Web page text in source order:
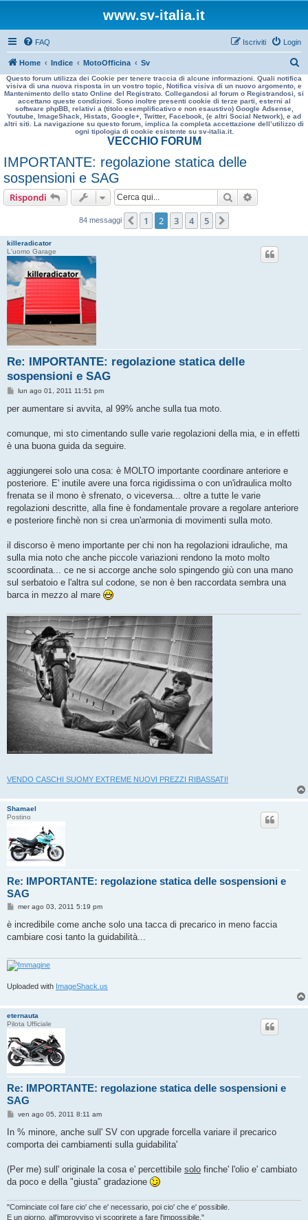
www.sv-italia.it
FAQ Login
Iscriviti
Home Indice MotoOfficina Sv
e
r
a
Questo forum utilizza dei Cookie per tenere traccia di alcune informazioni. Quali notifica
visiva di una nuova risposta in un vostro topic, Notifica visiva di un nuovo argomento, e
Mantenimento dello stato Online del Registrato. Collegandosi al forum o Registrandosi, si
accettano queste condizioni. Sono inoltre presenti cookie di terze parti, esterni al
software phpBB, relativi a (titolo esemplificativo e non esaustivo) Google Adsense,
Youtube, ImageShack, Histats, Google+, Twitter, Facebook, (e altri Social Network), e ad
altri siti. La navigazione su questo forum, implica la completa accettazione dell’utilizzo di
ogni tipologia di cookie esistente su sv-italia.it.
VECCHIO FORUM
IMPORTANTE: regolazione statica delle
sospensioni e SAG
Rispondi Cerca
84 messaggi Precedente
1 2 3 4 5
killeradicator
L'uomo Garage
Re: IMPORTANTE: regolazione statica delle
sospensioni e SAG
M
s
g
i
lun ago 01, 2011 11:51 pm
per aumentare si avvita, al 99% anche sulla tua moto.
comunque, mi sto cimentando sulle varie regolazioni della mia, e in effetti
è una buona guida da seguire.
aggiungerei solo una cosa: è MOLTO importante coordinare anteriore e
posteriore. E' inutile avere una forca rigidissima o con un'idraulica molto
frenata se il mono è sfrenato, o viceversa... oltre a tutte le varie
regolazioni descritte, alla fine è fondamentale provare a regolare anteriore
e posteriore finchè non si crea un'armonia di movimenti sulla moto.
il discorso è meno importante per chi non ha regolazioni idrauliche, ma
sulla mia noto che anche piccole variazioni rendono la moto molto
scoordinata... ce ne si accorge anche solo spingendo giù con una mano
sul serbatoio e l'altra sul codone, se non è ben raccordata sembra una
barca in mezzo al mare
VENDO CASCHI SUOMY EXTREME NUOVI PREZZI RIBASSATI!
Shamael
Postino
Re: IMPORTANTE: regolazione statica delle sospensioni e
SAG
M
s
a
i
o
mer ago 03, 2011 5:19 pm
è incredibile come anche solo una tacca di precarico in meno faccia
cambiare cosi tanto la guidabilità...
Uploaded with ImageShack.us
eternauta
Pilota Ufficiale
Re: IMPORTANTE: regolazione statica delle sospensioni e
SAG
M
s
a
i
o
ven ago 05, 2011 8:11 am
In % minore, anche sull' SV con upgrade forcella variare il precarico
comporta dei cambiamenti sulla guidabilita'
(Per me) sull' originale la cosa e' percettibile solo finche' l'olio e' cambiato
da poco e della "giusta" gradazione
"Cominciate col fare cio' che e' necessario, poi cio' che e' possibile.
E un giorno, all'improvviso vi scoprirete a fare l'impossibile."